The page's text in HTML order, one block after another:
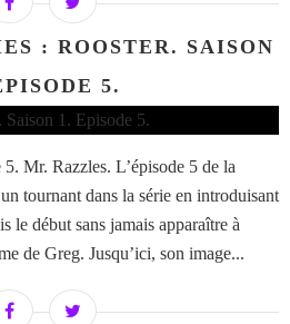
: ROOSTER. SAISON
5.
Mr. Razzles. L’épisode 5 de la
tournant dans la série en introduisant
le début sans jamais apparaître à
de Greg. Jusqu’ici, son image...